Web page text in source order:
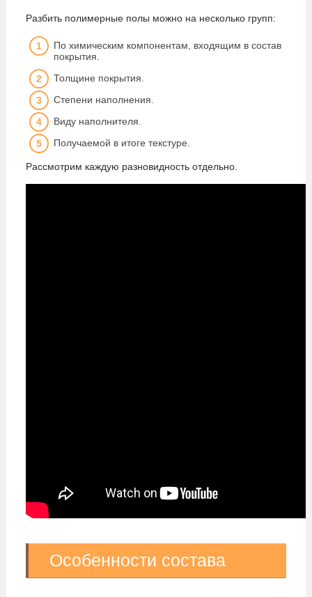
Разбить полимерные полы можно на несколько групп:
По химическим компонентам, входящим в состав
покрытия.
Толщине покрытия.
Степени наполнения.
Виду наполнителя.
Получаемой в итоге текстуре.
Рассмотрим каждую разновидность отдельно.
Особенности состава